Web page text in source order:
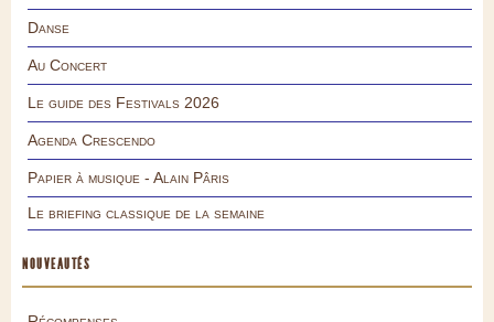
Danse
Au Concert
Le guide des Festivals 2026
Agenda Crescendo
Papier à musique - Alain Pâris
Le briefing classique de la semaine
NOUVEAUTÉS